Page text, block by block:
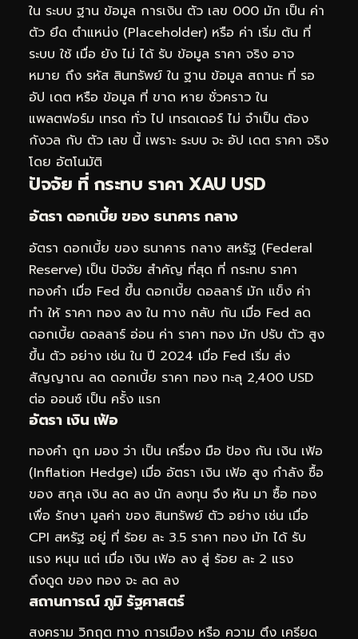
ใน ระบบ ฐาน ข้อมูล การเงิน ตัว เลข 000 มัก เป็น ค่า
ตัว ยึด ตำแหน่ง (Placeholder) หรือ ค่า เริ่ม ต้น ที่
ระบบ ใช้ เมื่อ ยัง ไม่ ได้ รับ ข้อมูล ราคา จริง อาจ
หมาย ถึง รหัส สินทรัพย์ ใน ฐาน ข้อมูล สถานะ ที่ รอ
อัป เดต หรือ ข้อมูล ที่ ขาด หาย ชั่วคราว ใน
แพลตฟอร์ม เทรด ทั่ว ไป เทรดเดอร์ ไม่ จำเป็น ต้อง
กังวล กับ ตัว เลข นี้ เพราะ ระบบ จะ อัป เดต ราคา จริง
โดย อัตโนมัติ
ปัจจัย ที่ กระทบ ราคา XAU USD
อัตรา ดอกเบี้ย ของ ธนาคาร กลาง
อัตรา ดอกเบี้ย ของ ธนาคาร กลาง สหรัฐ (Federal
Reserve) เป็น ปัจจัย สำคัญ ที่สุด ที่ กระทบ ราคา
ทองคำ เมื่อ Fed ขึ้น ดอกเบี้ย ดอลลาร์ มัก แข็ง ค่า
ทำ ให้ ราคา ทอง ลง ใน ทาง กลับ กัน เมื่อ Fed ลด
ดอกเบี้ย ดอลลาร์ อ่อน ค่า ราคา ทอง มัก ปรับ ตัว สูง
ขึ้น ตัว อย่าง เช่น ใน ปี 2024 เมื่อ Fed เริ่ม ส่ง
สัญญาณ ลด ดอกเบี้ย ราคา ทอง ทะลุ 2,400 USD
ต่อ ออนซ์ เป็น ครั้ง แรก
อัตรา เงิน เฟ้อ
ทองคำ ถูก มอง ว่า เป็น เครื่อง มือ ป้อง กัน เงิน เฟ้อ
(Inflation Hedge) เมื่อ อัตรา เงิน เฟ้อ สูง กำลัง ซื้อ
ของ สกุล เงิน ลด ลง นัก ลงทุน จึง หัน มา ซื้อ ทอง
เพื่อ รักษา มูลค่า ของ สินทรัพย์ ตัว อย่าง เช่น เมื่อ
CPI สหรัฐ อยู่ ที่ ร้อย ละ 3.5 ราคา ทอง มัก ได้ รับ
แรง หนุน แต่ เมื่อ เงิน เฟ้อ ลง สู่ ร้อย ละ 2 แรง
ดึงดูด ของ ทอง จะ ลด ลง
สถานการณ์ ภูมิ รัฐศาสตร์
สงคราม วิกฤต ทาง การเมือง หรือ ความ ตึง เครียด